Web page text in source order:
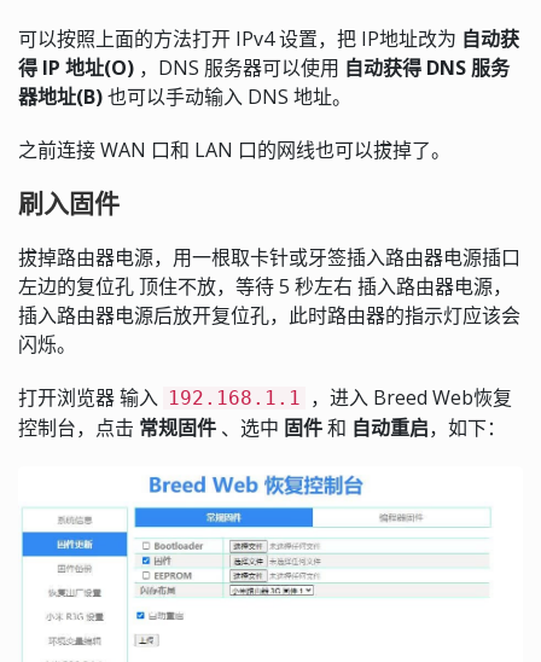
可以按照上面的方法打开 IPv4 设置，把 IP地址改为 自动获
得 IP 地址(O) ，DNS 服务器可以使用 自动获得 DNS 服务
器地址(B)也可以手动输入 DNS 地址。
之前连接 WAN 口和 LAN 口的网线也可以拔掉了。
刷入固件
拔掉路由器电源，用一根取卡针或牙签插入路由器电源插口
左边的复位孔 顶住不放，等待 5 秒左右 插入路由器电源，
插入路由器电源后放开复位孔，此时路由器的指示灯应该会
闪烁。
打开浏览器 输入 192.168.1.1 ，进入 Breed Web恢复
控制台，点击 常规固件 、选中 固件和 自动重启，如下：